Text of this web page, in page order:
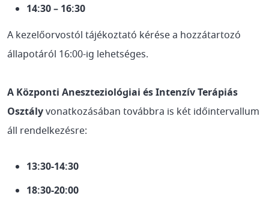
14:30 – 16:30
A kezelőorvostól tájékoztató kérése a hozzátartozó
állapotáról 16:00-ig lehetséges.
A Központi Aneszteziológiai és Intenzív Terápiás
Osztályvonatkozásában továbbra is két időintervallum
áll rendelkezésre:
13:30-14:30
18:30-20:00